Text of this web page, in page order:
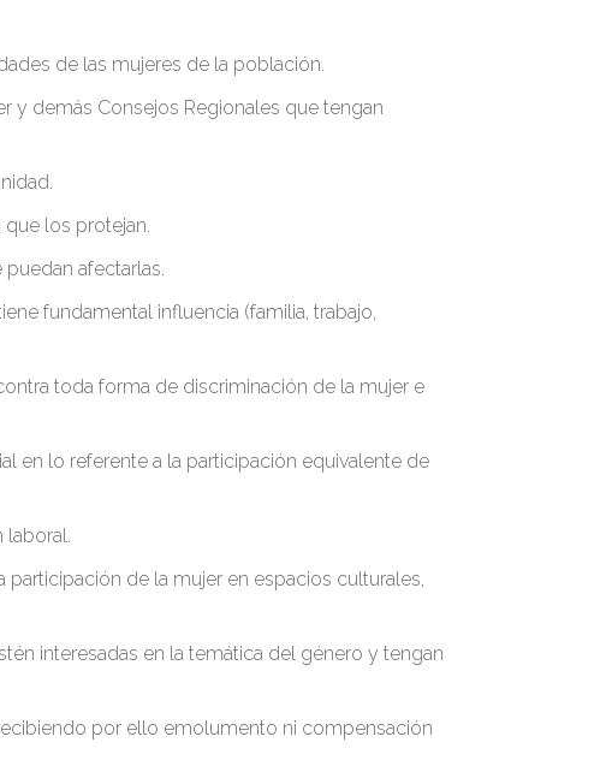
de las mujeres de la población.
y demás Consejos Regionales que tengan
los protejan.
afectarlas.
fundamental influencia (familia, trabajo,
toda forma de discriminación de la mujer e
en lo referente a la participación equivalente de
laboral.
de la mujer en espacios culturales,
interesadas en la temática del género y tengan
por ello emolumento ni compensación